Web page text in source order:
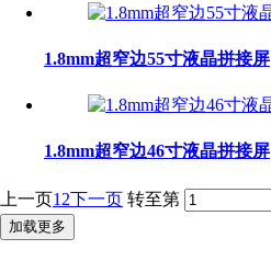
1.8mm超窄边55寸液晶拼接屏
1.8mm超窄边46寸液晶拼接屏
上一页1 2下一页 转至第
加载更多